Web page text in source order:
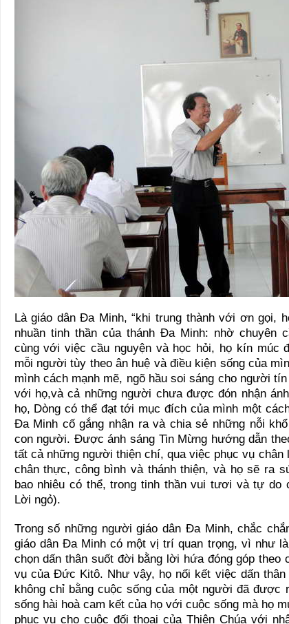
Là giáo dân Đa Minh, “khi trung thành với ơn gọi,
nhuần tinh thần của thánh Đa Minh: nhờ chuyên
cùng với việc cầu nguyện và học hỏi, họ kín múc
mỗi người tùy theo ân huệ và điều kiện sống của
mình cách mạnh mẽ, ngõ hầu soi sáng cho người
với họ,và cả những người chưa được đón nhận
họ, Dòng có thể đạt tới mục đích của mình một
Đa Minh cố gắng nhận ra và chia sẻ những nỗi
con người. Được ánh sáng Tin Mừng hướng dẫn
tất cả những người thiện chí, qua việc phục vụ
chân thực, công bình và thánh thiện, và họ sẽ ra
bao nhiêu có thể, trong tinh thần vui tươi và tự do
Lời ngỏ).
Trong số những người giáo dân Đa Minh, chắc
giáo dân Đa Minh có một vị trí quan trọng, vì như
chọn dấn thân suốt đời bằng lời hứa đóng góp theo
vụ của Đức Kitô. Như vậy, họ nối kết việc dấn
không chỉ bằng cuộc sống của một người đã được
sống hài hoà cam kết của họ với cuộc sống mà họ
phục vụ cho cuộc đối thoại của Thiên Chúa với